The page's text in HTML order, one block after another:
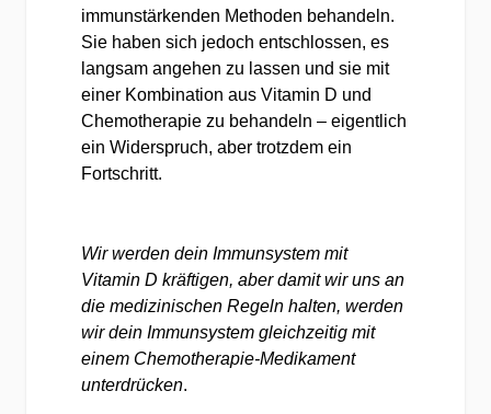
immunstärkenden Methoden behandeln.
Sie haben sich jedoch entschlossen, es
langsam angehen zu lassen und sie mit
einer Kombination aus Vitamin D und
Chemotherapie zu behandeln – eigentlich
ein Widerspruch, aber trotzdem ein
Fortschritt.
Wir werden dein Immunsystem mit
Vitamin D kräftigen, aber damit wir uns an
die medizinischen Regeln halten, werden
wir dein Immunsystem gleichzeitig mit
einem Chemotherapie-Medikament
unterdrücken.